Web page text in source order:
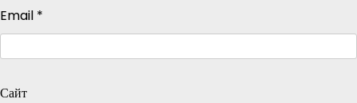
Email *
Сайт